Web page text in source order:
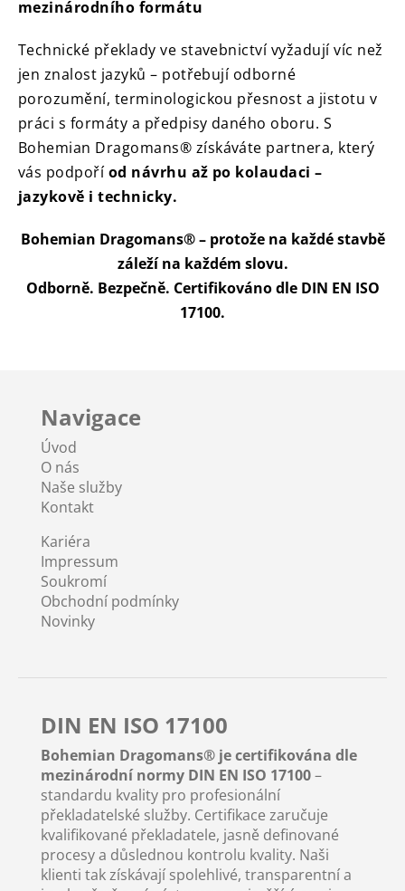
mezinárodního formátu
Technické překlady ve stavebnictví vyžadují víc než
jen znalost jazyků – potřebují odborné
porozumění, terminologickou přesnost a jistotu v
práci s formáty a předpisy daného oboru. S
Bohemian Dragomans® získáváte partnera, který
vás podpoříod návrhu až po kolaudaci –
jazykově i technicky.
Bohemian Dragomans® – protože na každé stavbě
záleží na každém slovu.
Odborně. Bezpečně. Certifikováno dle DIN EN ISO
17100.
Navigace
Úvod
O nás
Naše služby
Kontakt
Kariéra
Impressum
Soukromí
Obchodní podmínky
Novinky
DIN EN ISO 17100
Bohemian Dragomans® je certifikována dle
mezinárodní normy DIN EN ISO 17100–
standardu kvality pro profesionální
překladatelské služby. Certifikace zaručuje
kvalifikované překladatele, jasně definované
procesy a důslednou kontrolu kvality. Naši
klienti tak získávají spolehlivé, transparentní a